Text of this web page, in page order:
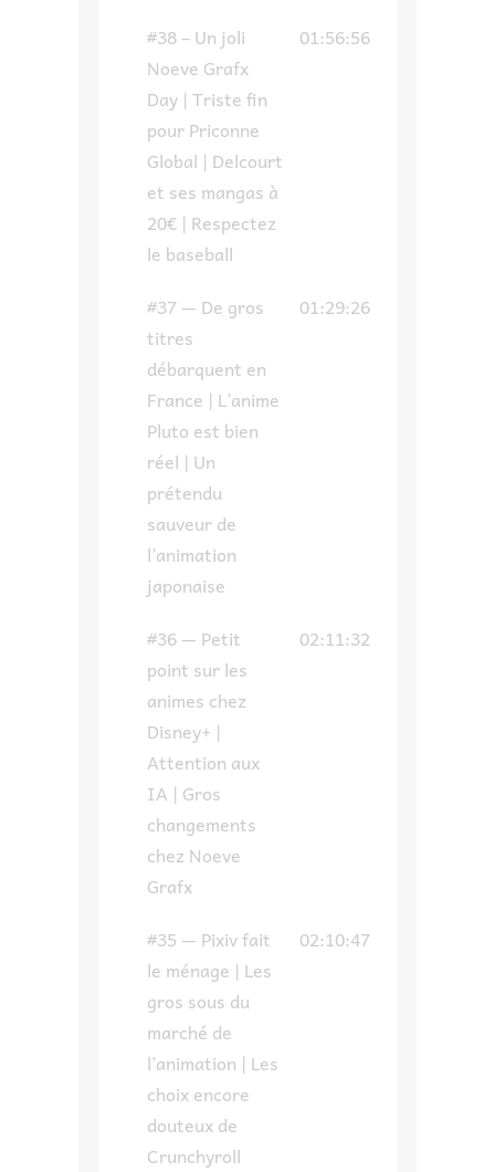
#38 – Un joli
Noeve Grafx
Day | Triste fin
pour Priconne
Global | Delcourt
et ses mangas à
20€ | Respectez
le baseball
01:56:56
#37 — De gros
titres
débarquent en
France | L’anime
Pluto est bien
réel | Un
prétendu
sauveur de
l’animation
japonaise
01:29:26
#36 — Petit
point sur les
animes chez
Disney+ |
Attention aux
IA | Gros
changements
chez Noeve
Grafx
02:11:32
#35 — Pixiv fait
le ménage | Les
gros sous du
marché de
l’animation | Les
choix encore
douteux de
Crunchyroll
02:10:47